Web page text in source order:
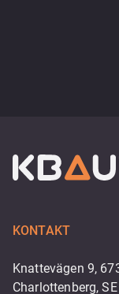
KONTAKT
Knattevägen 9,
Charlottenberg, SE